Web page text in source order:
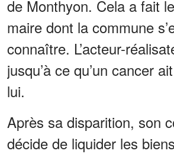
de Monthyon. Cela a fait
maire dont la commune
connaître. L’acteur-
jusqu’à ce qu’un cancer
lui.
Après sa disparition, son
décide de liquider les